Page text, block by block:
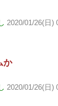
2020/01/26(日)
か
2020/01/26(日)